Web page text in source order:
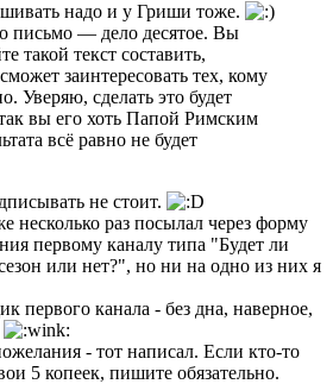
надо и у Гриши тоже.
письмо — дело десятое. Вы
такой текст составить,
заинтересовать тех, кому
Уверяю, сделать это будет
вы его хоть Папой Римским
всё равно не будет
не стоит.
несколько раз посылал через форму
первому каналу типа "Будет ли
или нет?", но ни на одно из них я
первого канала - без дна, наверное,
- тот написал. Если кто-то
5 копеек, пишите обязательно.